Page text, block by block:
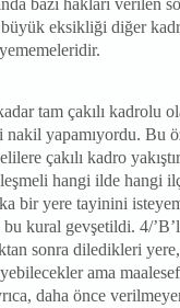
bazı hakları verilen
büyük eksikliği diğer
tam çakılı kadrolu
nakil yapamıyordu. Bu
çakılı kadro
hangi ilde hangi
bir yere tayinini
bu kural gevşetildi. 4/
sonra diledikleri
ama
daha önce